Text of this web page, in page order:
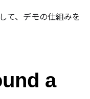
して、デモの仕組みを